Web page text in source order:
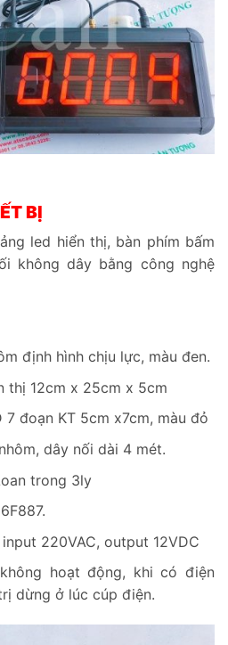
BỊ
led hiển thị, bàn phím bấm
không dây bằng công nghệ
định hình chịu lực, màu đen.
thị 12cm x 25cm x 5cm
7 đoạn KT 5cm x7cm, màu đỏ
dây nối dài 4 mét.
trong 3ly
220VAC, output 12VDC
hoạt động, khi có điện
dừng ở lúc cúp điện.